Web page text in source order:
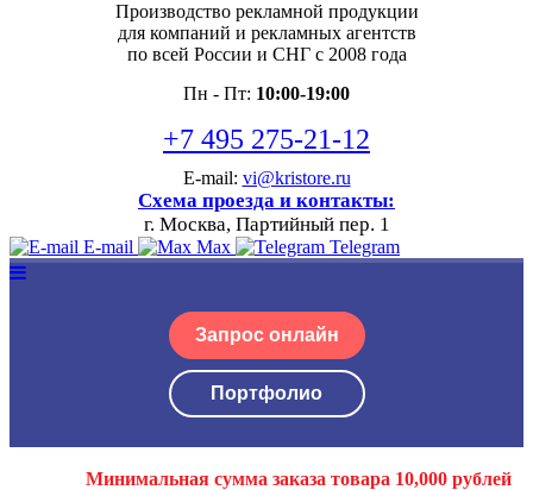
Производство рекламной продукции
для компаний и рекламных агентств
по всей России и СНГ с 2008 года
Пн - Пт: 10:00-19:00
+7 495 275-21-12
E-mail: vi@kristore.ru
Схема проезда и контакты:
г. Москва, Партийный пер. 1
E-mail Max Telegram
Запрос онлайн
Портфолио
Минимальная сумма заказа товара 10,000 рублей